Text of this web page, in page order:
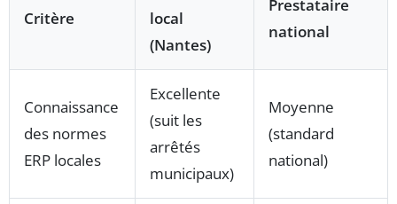
Critère
local
(Nantes)
Prestataire
national
Connaissance
des normes
ERP locales
Excellente
(suit les
arrêtés
municipaux)
Moyenne
(standard
national)